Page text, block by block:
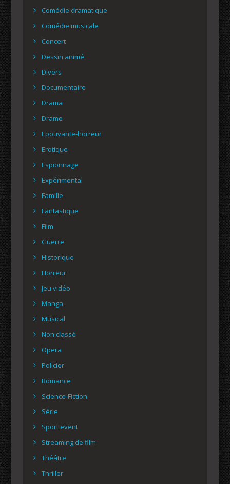
Comédie dramatique
Comédie musicale
Concert
Dessin animé
Divers
Documentaire
Drama
Drame
Epouvante-horreur
Erotique
Espionnage
Expérimental
Famille
Fantastique
Film
Guerre
Historique
Horreur
Jeu vidéo
Manga
Musical
Non classé
Opera
Policier
Romance
Science-Fiction
Série
Sport event
Streaming de film
Théâtre
Thriller